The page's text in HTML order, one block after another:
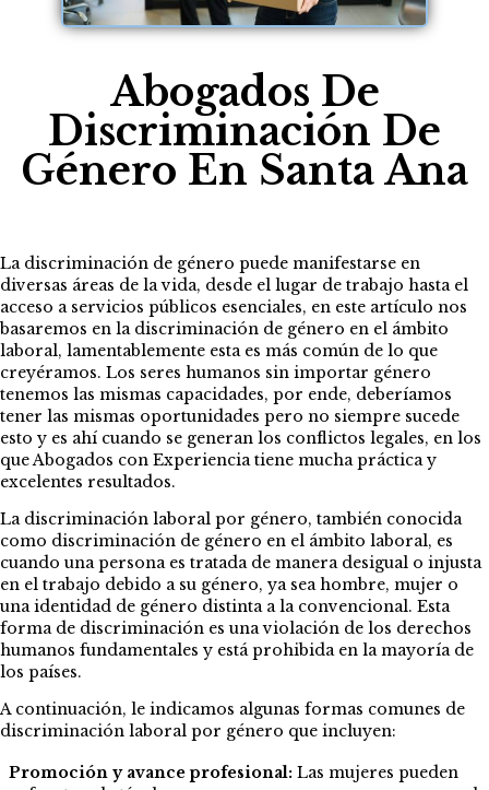
Abogados De
Discriminación De
Género En Santa Ana
La discriminación de género puede manifestarse en
diversas áreas de la vida, desde el lugar de trabajo hasta el
acceso a servicios públicos esenciales, en este artículo nos
basaremos en la discriminación de género en el ámbito
laboral, lamentablemente esta es más común de lo que
creyéramos. Los seres humanos sin importar género
tenemos las mismas capacidades, por ende, deberíamos
tener las mismas oportunidades pero no siempre sucede
esto y es ahí cuando se generan los conflictos legales, en los
que Abogados con Experiencia tiene mucha práctica y
excelentes resultados.
La discriminación laboral por género, también conocida
como discriminación de género en el ámbito laboral, es
cuando una persona es tratada de manera desigual o injusta
en el trabajo debido a su género, ya sea hombre, mujer o
una identidad de género distinta a la convencional. Esta
forma de discriminación es una violación de los derechos
humanos fundamentales y está prohibida en la mayoría de
los países.
A continuación, le indicamos algunas formas comunes de
discriminación laboral por género que incluyen:
Promoción y avance profesional: Las mujeres pueden